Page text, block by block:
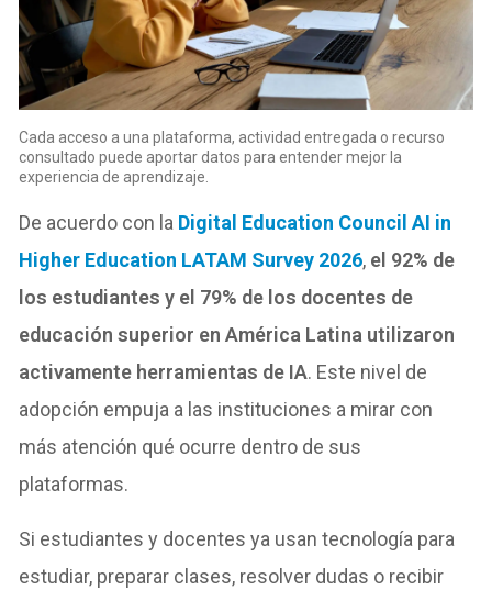
Cada acceso a una plataforma, actividad entregada o recurso
consultado puede aportar datos para entender mejor la
experiencia de aprendizaje.
De acuerdo con la Digital Education Council AI in
Higher Education LATAM Survey 2026, el 92% de
los estudiantes y el 79% de los docentes de
educación superior en América Latina utilizaron
activamente herramientas de IA. Este nivel de
adopción empuja a las instituciones a mirar con
más atención qué ocurre dentro de sus
plataformas.
Si estudiantes y docentes ya usan tecnología para
estudiar, preparar clases, resolver dudas o recibir